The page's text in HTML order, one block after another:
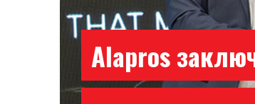
Alapros